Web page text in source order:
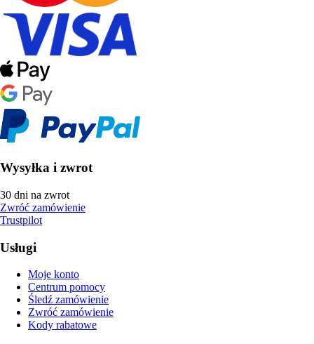
Wysyłka i zwrot
30 dni na zwrot
Zwróć zamówienie
Trustpilot
Usługi
Moje konto
Centrum pomocy
Śledź zamówienie
Zwróć zamówienie
Kody rabatowe